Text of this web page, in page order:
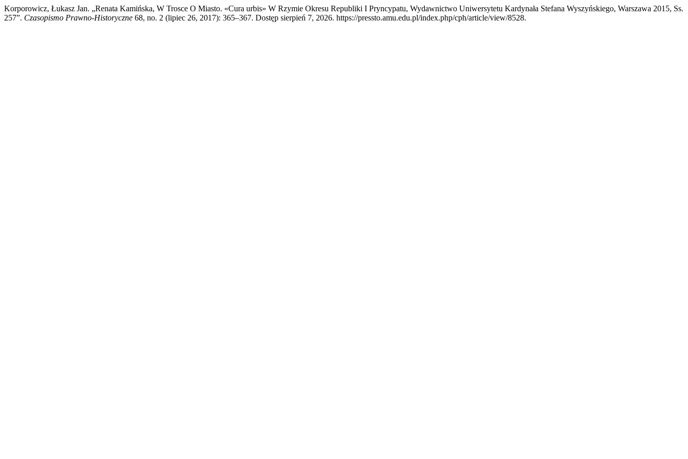
Korporowicz, Łukasz Jan. „Renata Kamińska, W Trosce O Miasto. «Cura urbis» W Rzymie Okresu Republiki I Pryncypatu, Wydawnictwo Uniwersytetu Kardynała Stefana Wyszyńskiego, Warszawa 2015, Ss.
257”. Czasopismo Prawno-Historyczne 68, no. 2 (lipiec 26, 2017): 365–367. Dostęp sierpień 7, 2026. https://pressto.amu.edu.pl/index.php/cph/article/view/8528.